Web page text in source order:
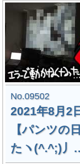
No.09502
2021年8月2
【パンツの
たヽ(^.^;)丿